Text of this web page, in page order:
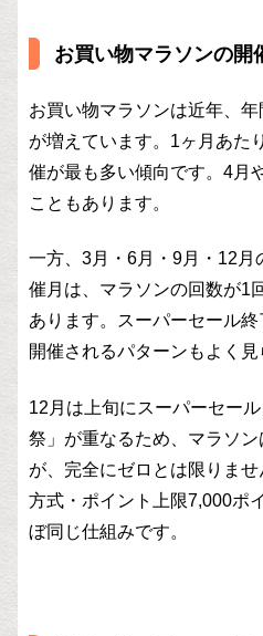
お買い物マラソンの開
お買い物マラソンは近年、
が増えています。1ヶ月あた
催が最も多い傾向です。4月
こともあります。
一方、3月・6月・9月・12月
催月は、マラソンの回数が1
あります。スーパーセール
開催されるパターンもよく見
12月は上旬にスーパーセー
祭」が重なるため、マラソ
が、完全にゼロとは限りま
方式・ポイント上限7,000ポ
ぼ同じ仕組みです。